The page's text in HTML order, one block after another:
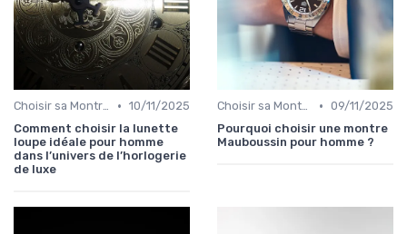
Choisir sa Montre de Luxe • 10/11/2025
Comment choisir la lunette
loupe idéale pour homme
dans l’univers de l’horlogerie
de luxe
Choisir sa Montre de Luxe • 09/11/2025
Pourquoi choisir une montre
Mauboussin pour homme ?